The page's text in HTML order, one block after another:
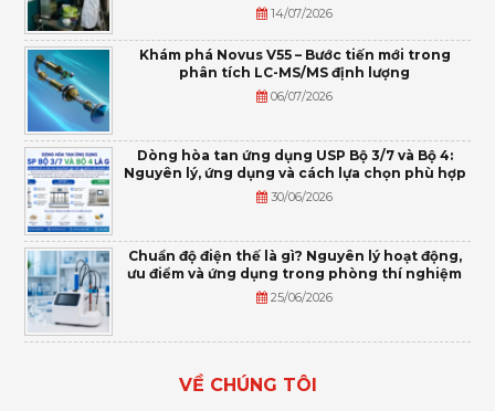
14/07/2026
Khám phá Novus V55 – Bước tiến mới trong
phân tích LC-MS/MS định lượng
06/07/2026
Dòng hòa tan ứng dụng USP Bộ 3/7 và Bộ 4:
Nguyên lý, ứng dụng và cách lựa chọn phù hợp
30/06/2026
Chuẩn độ điện thế là gì? Nguyên lý hoạt động,
ưu điểm và ứng dụng trong phòng thí nghiệm
25/06/2026
VỀ CHÚNG TÔI